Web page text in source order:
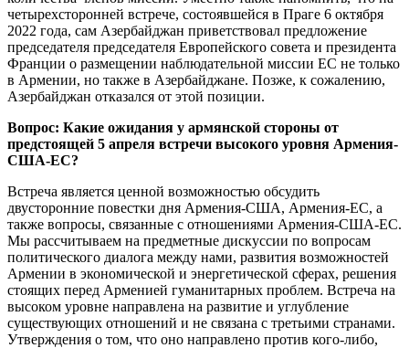
четырехсторонней встрече, состоявшейся в Праге 6 октября
2022 года, сам Азербайджан приветствовал предложение
председателя председателя Европейского совета и президента
Франции о размещении наблюдательной миссии ЕС не только
в Армении, но также в Азербайджане. Позже, к сожалению,
Азербайджан отказался от этой позиции.
Вопрос: Какие ожидания у армянской стороны от
предстоящей 5 апреля встречи высокого уровня Армения-
США-ЕС?
Встреча является ценной возможностью обсудить
двусторонние повестки дня Армения-США, Армения-ЕС, а
также вопросы, связанные с отношениями Армения-США-ЕС.
Мы рассчитываем на предметные дискуссии по вопросам
политического диалога между нами, развития возможностей
Армении в экономической и энергетической сферах, решения
стоящих перед Арменией гуманитарных проблем. Встреча на
высоком уровне направлена ​​на развитие и углубление
существующих отношений и не связана с третьими странами.
Утверждения о том, что оно направлено против кого-либо,